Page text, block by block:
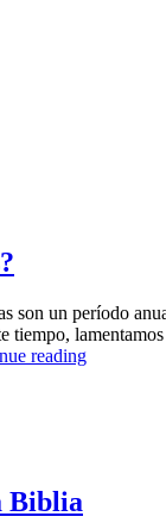
son un período
tiempo, lamentamos
reading
Biblia